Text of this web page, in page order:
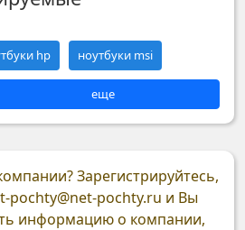
hp ноутбуки msi
еще
Зарегистрируйтесь,
pochty@net-pochty.ru и Вы
информацию о компании,